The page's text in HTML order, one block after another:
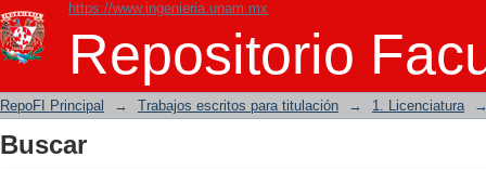
https://www.ingenieria.unam.mx
Repositorio
Buscar
RepoFI Principal → Trabajos escritos para titulación → 1. Licenciatura
Buscar